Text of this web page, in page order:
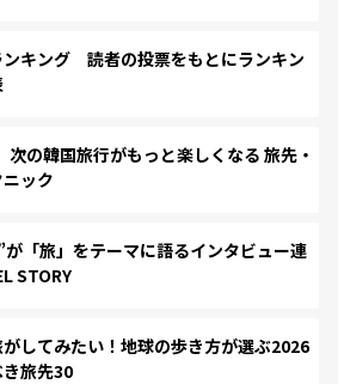
ンキング 読者の投票をもとにランキン
の韓国旅行がもっと楽しくなる 旅先・
ック
「旅」をテーマに語るインタビュー連
STORY
してみたい！地球の歩き方が選ぶ2026
旅先30